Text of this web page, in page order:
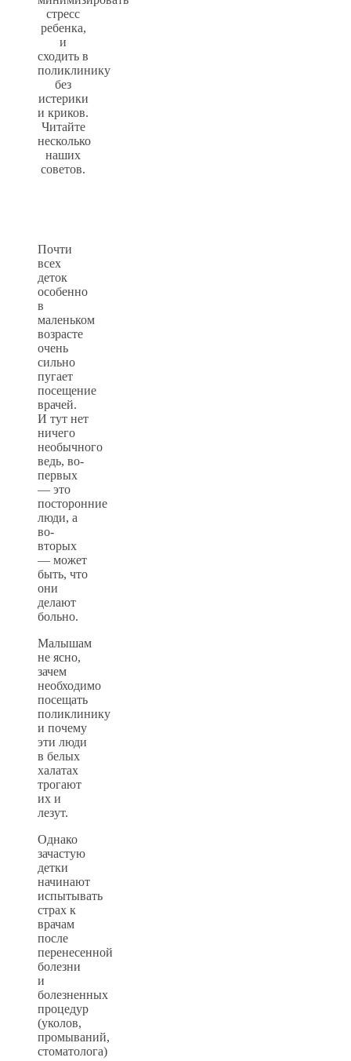
стресс
ребенка,
и
сходить в
поликлинику
без
истерики
и криков.
Читайте
несколько
наших
советов.
Почти
всех
деток
особенно
в
маленьком
возрасте
очень
сильно
пугает
посещение
врачей.
И тут нет
ничего
необычного
ведь, во-
первых
— это
посторонние
люди, а
во-
вторых
— может
быть, что
они
делают
больно.
Малышам
не ясно,
зачем
необходимо
посещать
поликлинику
и почему
эти люди
в белых
халатах
трогают
их и
лезут.
Однако
зачастую
детки
начинают
испытывать
страх к
врачам
после
перенесенной
болезни
и
болезненных
процедур
(уколов,
промываний,
стоматолога)